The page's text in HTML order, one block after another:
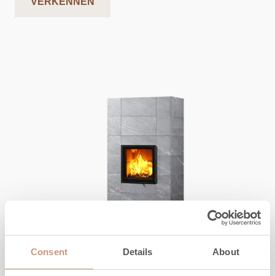
Consent Details About
KARELIA
Raita Trio